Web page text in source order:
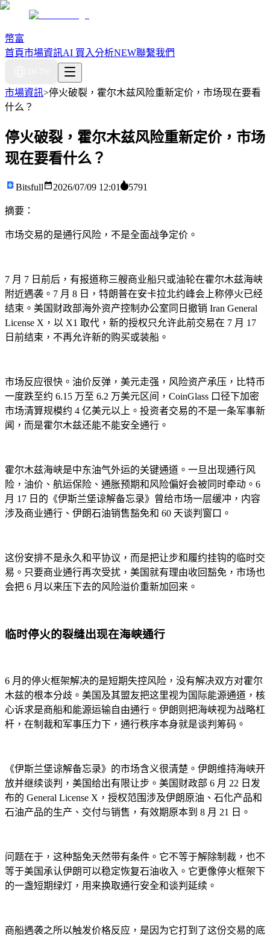
幣富
首頁市場資訊AI 買入分析NEW聯繫我們
市場資訊>停火破裂，霍尔木兹风险重新定价，市场现在要看
什么？
停火破裂，霍尔木兹风险重新定价，市场
现在要看什么？
Bitsfull 2026/07/09 12:01 5791
摘要：
市场交易的是通行风险，不是全面战争定价。
7 月 7 日前后，有报道称三艘商业船只或油轮在霍尔木兹海峡
附近遇袭。7 月 8 日，特朗普在安卡拉北约峰会上称停火已经
结束。美国财政部海外资产控制办公室同日撤销 Iran General
License X，以 X1 取代，新的授权只允许此前交易在 7 月 17
日前结束，不再允许新的购买或装船。
市场反应很快。油价反弹，美元走强，风险资产承压，比特币
一度跌至约 6.15 万至 6.2 万美元区间，CoinGlass 口径下加密
市场清算规模约 4 亿美元以上。投资者交易的不是一条军事新
闻，而是霍尔木兹还能不能安全通行。
霍尔木兹海峡是中东油气外运的关键通道。一旦出现通行风
险，油价、航运保险、通胀预期和风险偏好会被同时牵动。6
月 17 日的《伊斯兰堡谅解备忘录》曾给市场一层缓冲，内容
涉及商业通行、伊朗石油销售豁免和 60 天谈判窗口。
这份安排不是永久和平协议，而是把让步和履约挂钩的临时交
易。只要商业通行再次受扰，美国就有理由收回豁免，市场也
会把 6 月以来压下去的风险溢价重新加回来。
临时停火的裂缝出现在海峡通行
6 月的停火框架解决的是短期失控风险，没有解决双方对霍尔
木兹的根本分歧。美国及其盟友把这里视为国际能源通道，核
心诉求是商船和能源运输自由通行。伊朗则把海峡视为战略杠
杆，在制裁和军事压力下，通行秩序本身就是谈判筹码。
《伊斯兰堡谅解备忘录》的市场含义很清楚。伊朗维持海峡开
放并继续谈判，美国给出有限让步。美国财政部 6 月 22 日发
布的 General License X，授权范围涉及伊朗原油、石化产品和
石油产品的生产、交付与销售，有效期原本到 8 月 21 日。
问题在于，这种豁免天然带有条件。它不等于解除制裁，也不
等于美国承认伊朗可以稳定恢复石油收入。它更像停火框架下
的一盏短期绿灯，用来换取通行安全和谈判延续。
商船遇袭之所以触发价格反应，是因为它打到了这份交易的底